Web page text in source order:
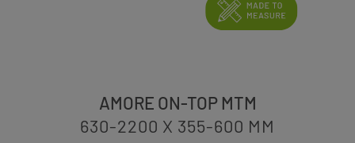
AMORE ON-TOP MTM
630-2200 X 355-600 MM